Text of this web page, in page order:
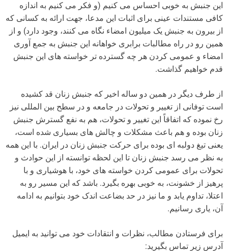
این جنبش به خوبی احساس می کنیم (و فکر می کنیم به اندازه
کافی مستندات عینی برای اثبات این مدعا، جهت ارائه به کسانی که
از بیرون به جنبش یک میلیون امضاء نگاه می کنند، وجود دارد) و از
همین رو در راه مطالبات برابری خواهانه این جنبش به جمع آوری
امضاء و عمومی کردن هر چه گسترده تر خواسته های این جنبش
قدم خواهیم گذاشت.
از طرف دیگر در همین دو ساله اخیر که جنبش زنان قد کشیده
است توفانی از تغییر و تحولات در جامعه و در سطح بین المللی نیز
رخ نموده که اتفاقاً این تغییر و تحولات، هم به نفع گسترش جنبش
زنان بوده و هم باعث مشکلات و چالش های بسیاری شده است،
یعنی تیغ دولبه ای بوده برای حرکت جنبش زنان در ایران. با این همه
به نظر می رسد جنبش زنان تا این لحظه توانسته از این حوادث و
تحولات برای عمومی کردن خواسته های خود، با هوشیاری و با
پرهیز از خشونت، به خوبی بهره بگیرد. باشد که این مسیر رو به
اعتلا، تداوم یابد و ما نیز در حد بضاعت اندک خود بتوانیم به ادامه
آن، یاری رسانیم.
برای فرستادن مطالب، نظرات و انتقادات خود می توانید به ایمیل
آدرس زیر تماس بگیرید: